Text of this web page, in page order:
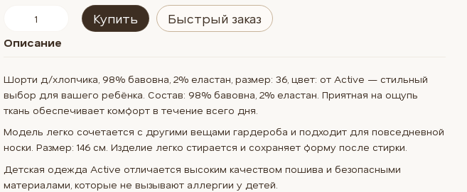
Купить Быстрый заказ
Описание
Шорти д/хлопчика, 98% бавовна, 2% еластан, размер: 36, цвет: от Active — стильный
выбор для вашего ребёнка. Состав: 98% бавовна, 2% еластан. Приятная на ощупь
ткань обеспечивает комфорт в течение всего дня.
Модель легко сочетается с другими вещами гардероба и подходит для повседневной
носки. Размер: 146 см. Изделие легко стирается и сохраняет форму после стирки.
Детская одежда Active отличается высоким качеством пошива и безопасными
материалами, которые не вызывают аллергии у детей.